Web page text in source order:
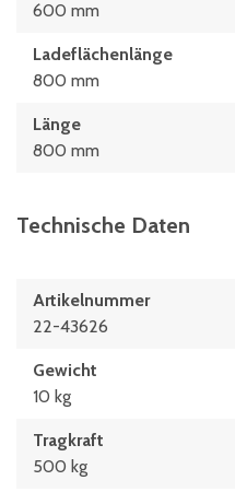
600 mm
Ladeflächenlänge
800 mm
Länge
800 mm
Technische Daten
Artikelnummer
22-43626
Gewicht
10 kg
Tragkraft
500 kg